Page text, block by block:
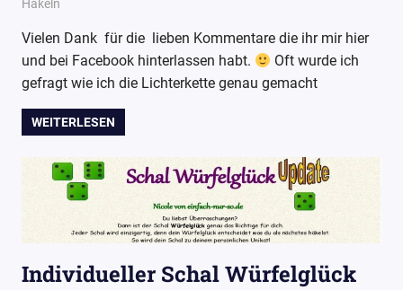
25. April 2017
Wollpoesie
Häkeln
Vielen Dank für die lieben Kommentare die ihr mir hier
und bei Facebook hinterlassen habt.
Oft wurde ich
gefragt wie ich die Lichterkette genau gemacht
WEITERLESEN
Individueller Schal Würfelglück